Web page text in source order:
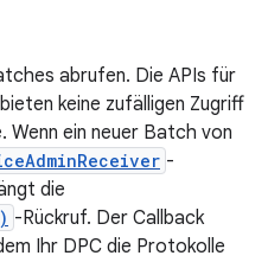
abrufen. Die APIs für
keine zufälligen Zugriff
ein neuer Batch von
-
die
-Rückruf. Der Callback
Ihr DPC die Protokolle